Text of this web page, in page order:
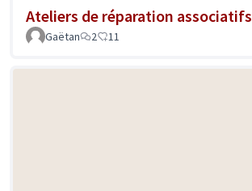
Ateliers de réparation associatifs
Gaëtan
2 11